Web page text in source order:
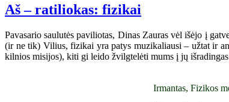
Aš – ratiliokas: fizikai
Pavasario saulutės paviliotas, Dinas Zauras vėl išėjo į
(ir ne tik) Vilius, fizikai yra patys muzikaliausi – užtat ir
kilnios misijos), kiti gi leido žvilgtelėti mums į jų
Irmantas, Fizikos